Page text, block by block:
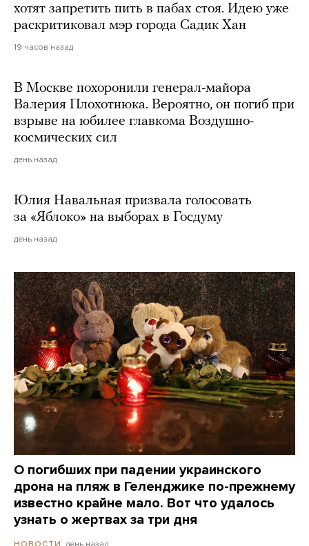
хотят запретить пить в пабах стоя. Идею уже
раскритиковал мэр города Садик Хан
19 часов назад
В Москве похоронили генерал-майора
Валерия Плохотнюка. Вероятно, он погиб при
взрыве на юбилее главкома Воздушно-
космических сил
день назад
Юлия Навальная призвала голосовать
за «Яблоко» на выборах в Госдуму
день назад
О погибших при падении украинского
дрона на пляж в Геленджике по-прежнему
известно крайне мало. Вот что удалось
узнать о жертвах за три дня
НОВОСТИ день назад